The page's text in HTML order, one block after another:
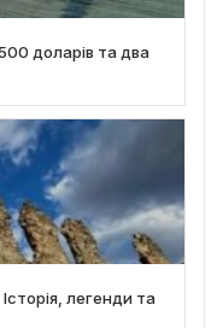
доларів та два
легенди та